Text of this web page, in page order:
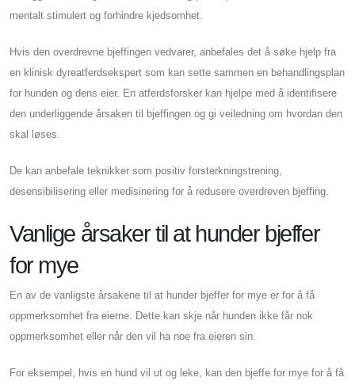
mentalt stimulert og forhindre kjedsomhet.
Hvis den overdrevne bjeffingen vedvarer, anbefales det å søke hjelp fra
en klinisk dyreatferdsekspert som kan sette sammen en behandlingsplan
for hunden og dens eier. En atferdsforsker kan hjelpe med å identifisere
den underliggende årsaken til bjeffingen og gi veiledning om hvordan den
skal løses.
De kan anbefale teknikker som positiv forsterkningstrening,
desensibilisering eller medisinering for å redusere overdreven bjeffing.
Vanlige årsaker til at hunder bjeffer
for mye
En av de vanligste årsakene til at hunder bjeffer for mye er for å få
oppmerksomhet fra eierne. Dette kan skje når hunden ikke får nok
oppmerksomhet eller når den vil ha noe fra eieren sin.
For eksempel, hvis en hund vil ut og leke, kan den bjeffe for mye for å få